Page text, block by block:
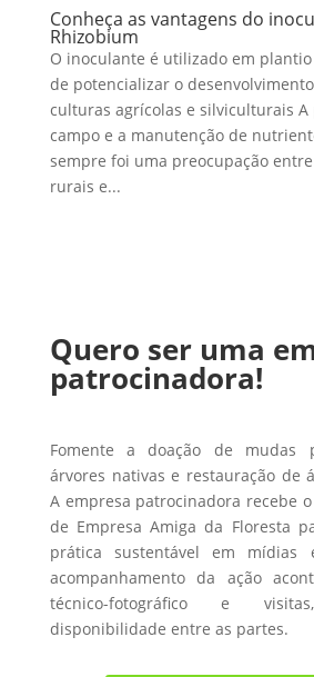
Conheça as vantagens do
Rhizobium
O inoculante é utilizado em
de potencializar o
culturas agrícolas e silviculturais
campo e a manutenção de
sempre foi uma preocupação
rurais e...
Quero ser uma
patrocinadora!
Fomente a doação de mudas
árvores nativas e restauração de
A empresa patrocinadora recebe
de Empresa Amiga da Floresta
prática sustentável em mídias
acompanhamento da ação
técnico-fotográfico e
disponibilidade entre as partes.